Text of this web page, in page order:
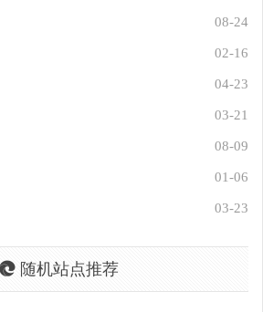
08-24
02-16
04-23
03-21
08-09
01-06
03-23
随机站点推荐